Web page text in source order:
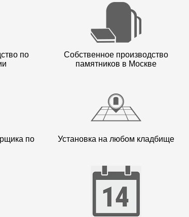
по
Собственное производство
памятников в Москве
по
Установка на любом кладбище